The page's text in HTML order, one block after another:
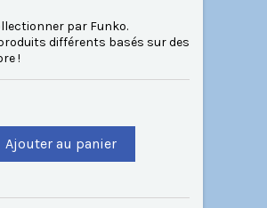
par Funko.
différents basés sur des
!
Ajouter au panier